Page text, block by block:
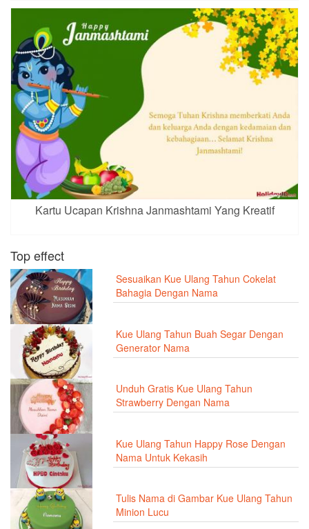
Kartu Ucapan Krishna Janmashtami Yang Kreatif
Top effect
Sesuaikan Kue Ulang Tahun Cokelat
Bahagia Dengan Nama
Kue Ulang Tahun Buah Segar Dengan
Generator Nama
Unduh Gratis Kue Ulang Tahun
Strawberry Dengan Nama
Kue Ulang Tahun Happy Rose Dengan
Nama Untuk Kekasih
Tulis Nama di Gambar Kue Ulang Tahun
Minion Lucu